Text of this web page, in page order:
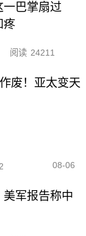
一巴掌扇过
疼
阅读 24211
废！亚太变天
08-06
军报告称中